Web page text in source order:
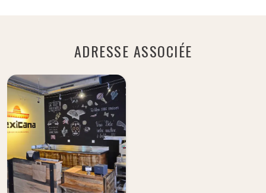
ADRESSE ASSOCIÉE